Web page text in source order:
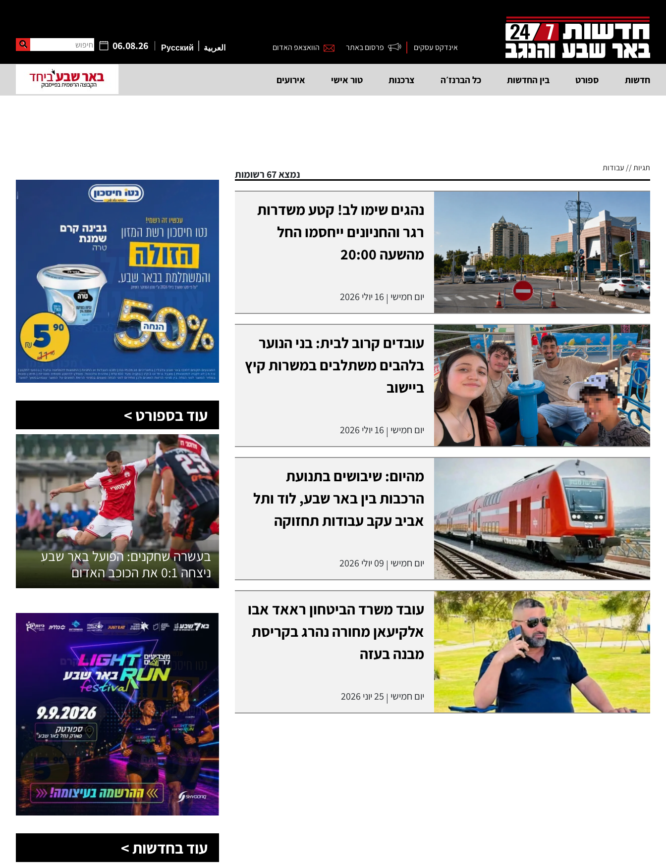
אינדקס עסקים פרסום באתר הוואצאפ האדום 06.08.26 חיפוש العربية Русский
חדשות ספורט בין החדשות כל הברנז׳ה צרכנות טור אישי אירועים
תגיות // עבודות
נמצא 67 רשומות
נהגים שימו לב! קטע משדרות
רגר והחניונים ייחסמו החל
מהשעה 20:00
יום חמישי | 16 יולי 2026
עובדים קרוב לבית: בני הנוער
בלהבים משתלבים במשרות קיץ
ביישוב
יום חמישי | 16 יולי 2026
מהיום: שיבושים בתנועת
הרכבות בין באר שבע, לוד ותל
אביב עקב עבודות תחזוקה
יום חמישי | 09 יולי 2026
עובד משרד הביטחון ראאד אבו
אלקיעאן מחורה נהרג בקריסת
מבנה בעזה
יום חמישי | 25 יוני 2026
עוד בספורט >
בעשרה שחקנים: הפועל באר שבע
ניצחה 0:1 את הכוכב האדום
עוד בחדשות >